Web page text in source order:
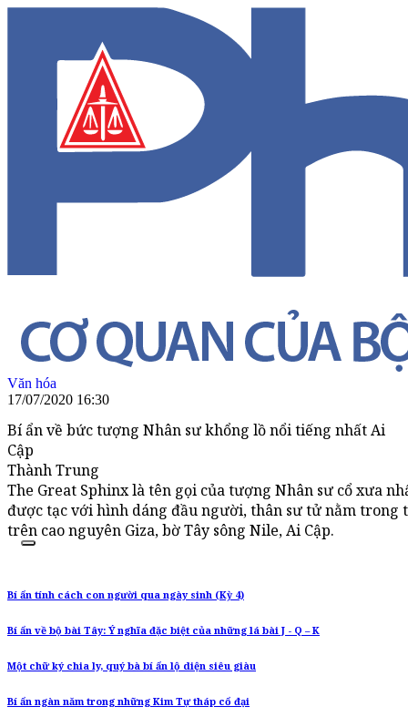
Văn hóa
17/07/2020 16:30
Bí ẩn về bức tượng Nhân sư khổng lồ nổi tiếng nhất Ai
Cập
Thành Trung
The Great Sphinx là tên gọi của tượng Nhân sư cổ xưa
được tạc với hình dáng đầu người, thân sư tử nằm trong
trên cao nguyên Giza, bờ Tây sông Nile, Ai Cập.
Bí ẩn tính cách con người qua ngày sinh (Kỳ 4)
Bí ẩn về bộ bài Tây: Ý nghĩa đặc biệt của những lá bài J - Q – K
Một chữ ký chia ly, quý bà bí ẩn lộ diện siêu giàu
Bí ẩn ngàn năm trong những Kim Tự tháp cổ đại